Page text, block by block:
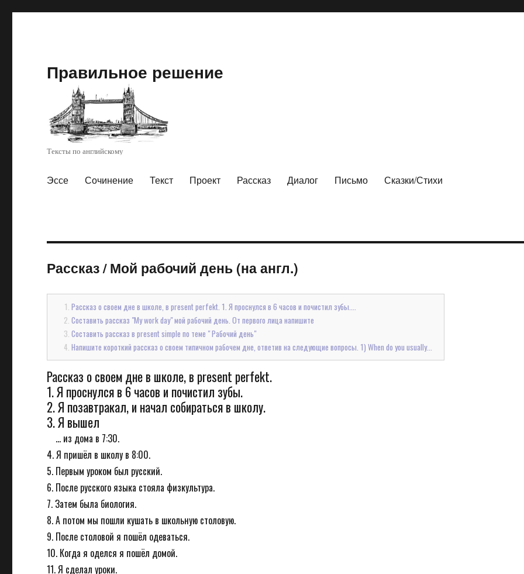
Правильное решение
Тексты по английскому
Эссе Сочинение Текст Проект Рассказ Диалог Письмо Сказки/Стихи
Рассказ/Мой рабочий день (на англ.)
Рассказ о своем дне в школе, в present perfekt. 1. Я проснулся в 6 часов и почистил зубы....
Составить рассказ "My work day" мой рабочий день. От первого лица напишите
Составить рассказ в present simple по теме " Рабочий день"
Напишите короткий рассказ о своем типичном рабочем дне, ответив на следующие вопросы. 1) When do you usually...
Рассказ о своем дне в школе, в present perfekt.
1. Я проснулся в 6 часов и почистил зубы.
2. Я позавтракал, и начал собираться в школу.
3. Я вышел
... из дома в 7:30.
4. Я пришёл в школу в 8:00.
5. Первым уроком был русский.
6. После русского языка стояла физкультура.
7. Затем была биология.
8. А потом мы пошли кушать в школьную столовую.
9. После столовой я пошёл одеваться.
10. Когда я оделся я пошёл домой.
11. Я сделал уроки.